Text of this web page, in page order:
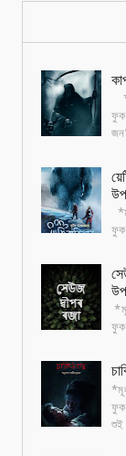
গ...
দ্বীপ...
শুই